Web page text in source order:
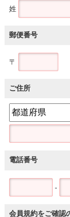
姓
郵便番号
〒
ご住所
電話番号
-
会員規約をご確認